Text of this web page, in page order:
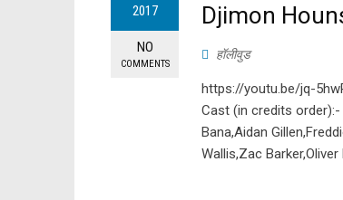
2017
NO
COMMENTS
Djimon
हॉलीवुड
https://youtu.be/jq-
Cast (in credits order):-
Bana,Aidan
Wallis,Zac